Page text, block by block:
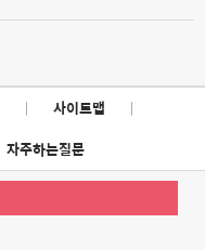
| 사이트맵
|
자주하는질문